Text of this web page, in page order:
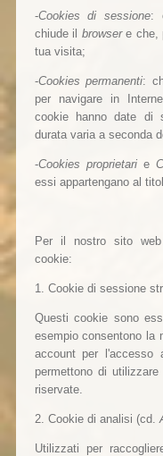
-Cookies di sessione:
chiude il browsere che,
tua visita;
-Cookies permanenti:
per navigare in
cookie hanno date di
durata varia a seconda
-Cookies proprietarie
essi appartengano al
Per il nostro sito
cookie:
1. Cookie di sessione
Questi cookie sono
esempio consentono la
account per
permettono di
riservate.
2. Cookie di analisi (cd.
Utilizzati per